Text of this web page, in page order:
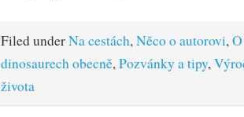
Filed underNa cestách,Něco o autorovi,O
dinosaurech obecně,Pozvánky a tipy,
života